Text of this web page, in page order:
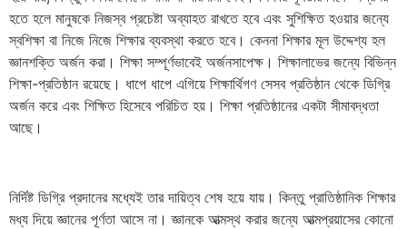
হতে হলে মানুষকে নিজস্ব প্রচেষ্টা অব্যাহত রাখতে হবে এবং সুশিক্ষিত হওয়ার জন্যে
স্বশিক্ষা বা নিজে নিজে শিক্ষার ব্যবস্থা করতে হবে। কেননা শিক্ষার মূল উদ্দেশ্য হল
জ্ঞানশক্তি অর্জন করা। শিক্ষা সম্পূর্ণভাবেই অর্জনসাপেক্ষ। শিক্ষালাভের জন্যে বিভিন্ন
শিক্ষা-প্রতিষ্ঠান রয়েছে। ধাপে ধাপে এগিয়ে শিক্ষার্থিগণ সেসব প্রতিষ্ঠান থেকে ডিগ্রি
অর্জন করে এবং শিক্ষিত হিসেবে পরিচিত হয়। শিক্ষা প্রতিষ্ঠানের একটা সীমাবদ্ধতা
আছে।
নির্দিষ্ট ডিগ্রি প্রদানের মধ্যেই তার দায়িত্ব শেষ হয়ে যায়। কিন্তু প্রাতিষ্ঠানিক শিক্ষার
মধ্য দিয়ে জ্ঞানের পূর্ণতা আসে না। জ্ঞানকে আত্মস্থ করার জন্যে আত্মপ্রয়াসের কোনো